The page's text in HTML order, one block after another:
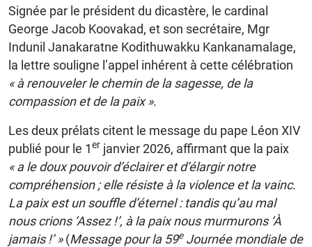
Signée par le président du dicastère, le cardinal
George Jacob Koovakad, et son secrétaire, Mgr
Indunil Janakaratne Kodithuwakku Kankanamalage,
la lettre souligne l’appel inhérent à cette célébration
« à renouveler le chemin de la sagesse, de la
compassion et de la paix ».
Les deux prélats citent le message du pape Léon XIV
publié pour le 1er janvier 2026, affirmant que la paix
« a le doux pouvoir d’éclairer et d’élargir notre
compréhension ; elle résiste à la violence et la vainc.
La paix est un souffle d’éternel : tandis qu’au mal
nous crions ‘Assez !’, à la paix nous murmurons ‘À
jamais !’ »(Message pour la 59eJournée mondiale de